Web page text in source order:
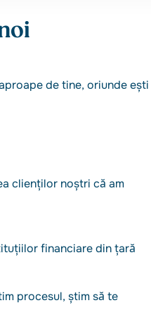
de tine, oriunde ești
clienților noștri că am
financiare din țară
procesul, știm să te